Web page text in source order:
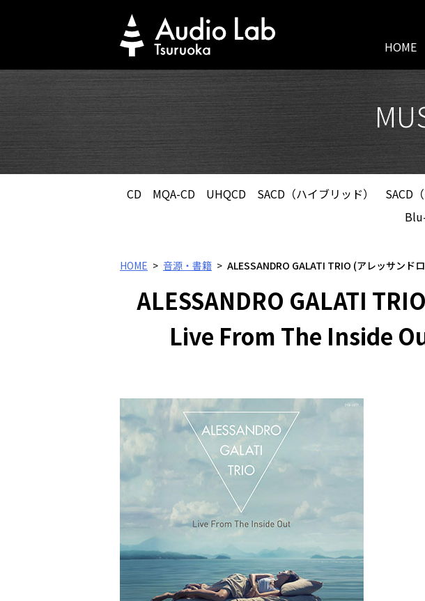
HOME
CD MQA-CD UHQCD SACD（ハイブリッド） SACD
HOME 音源・書籍 ALESSANDRO GALATI TRIO (アレッサン
ALESSANDRO GALATI
Live From The Inside